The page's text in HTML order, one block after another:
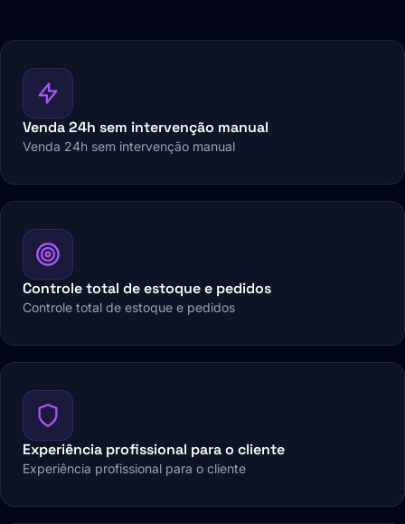
Venda 24h sem intervenção manual
Venda 24h sem intervenção manual
Controle total de estoque e pedidos
Controle total de estoque e pedidos
Experiência profissional para o cliente
Experiência profissional para o cliente